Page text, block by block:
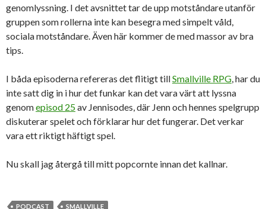
genomlyssning. I det avsnittet tar de upp motståndare utanför
gruppen som rollerna inte kan besegra med simpelt våld,
sociala motståndare. Även här kommer de med massor av bra
tips.
I båda episoderna refereras det flitigt tillSmallville RPG, har du
inte satt dig in i hur det funkar kan det vara värt att lyssna
genomepisod 25av Jennisodes, där Jenn och hennes spelgrupp
diskuterar spelet och förklarar hur det fungerar. Det verkar
vara ett riktigt häftigt spel.
Nu skall jag återgå till mitt popcornte innan det kallnar.
PODCAST SMALLVILLE